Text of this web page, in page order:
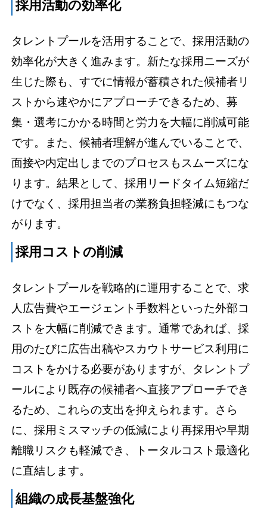
採用活動の効率化
タレントプールを活用することで、採用活動の
効率化が大きく進みます。新たな採用ニーズが
生じた際も、すでに情報が蓄積された候補者リ
ストから速やかにアプローチできるため、募
集・選考にかかる時間と労力を大幅に削減可能
です。また、候補者理解が進んでいることで、
面接や内定出しまでのプロセスもスムーズにな
ります。結果として、採用リードタイム短縮だ
けでなく、採用担当者の業務負担軽減にもつな
がります。
採用コストの削減
タレントプールを戦略的に運用することで、求
人広告費やエージェント手数料といった外部コ
ストを大幅に削減できます。通常であれば、採
用のたびに広告出稿やスカウトサービス利用に
コストをかける必要がありますが、タレントプ
ールにより既存の候補者へ直接アプローチでき
るため、これらの支出を抑えられます。さら
に、採用ミスマッチの低減により再採用や早期
離職リスクも軽減でき、トータルコスト最適化
に直結します。
組織の成長基盤強化